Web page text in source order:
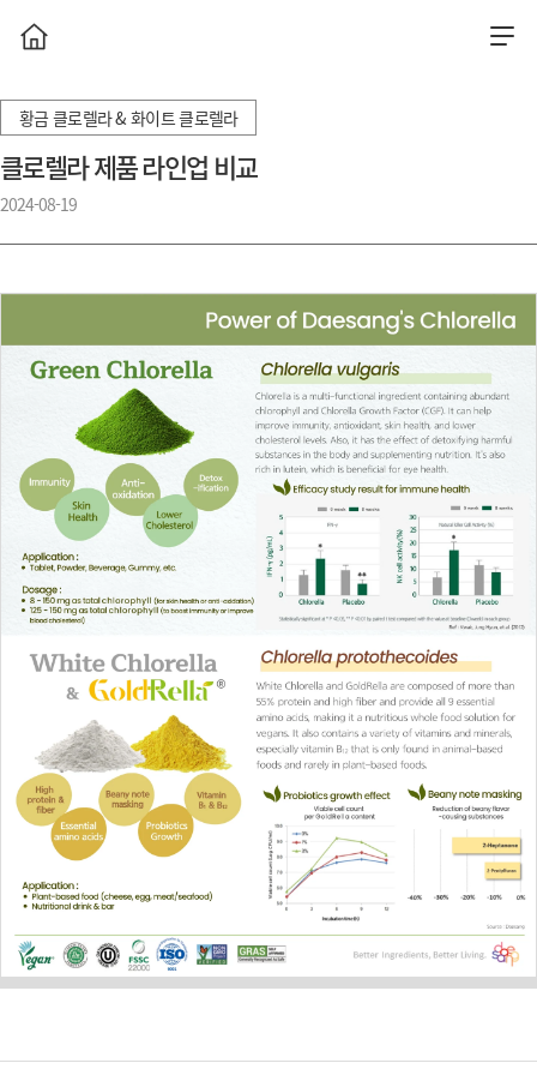
황금 클로렐라 & 화이트 클로렐라
클로렐라 제품 라인업 비교
2024-08-19